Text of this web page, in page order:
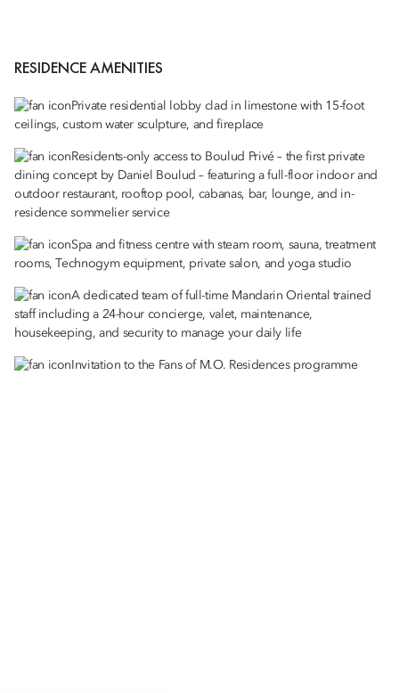
RESIDENCE AMENITIES
Private residential lobby clad in limestone with 15-foot
ceilings, custom water sculpture, and fireplace
Residents-only access to Boulud Privé – the first private
dining concept by Daniel Boulud – featuring a full-floor indoor and
outdoor restaurant, rooftop pool, cabanas, bar, lounge, and in-
residence sommelier service
Spa and fitness centre with steam room, sauna, treatment
rooms, Technogym equipment, private salon, and yoga studio
A dedicated team of full-time Mandarin Oriental trained
staff including a 24-hour concierge, valet, maintenance,
housekeeping, and security to manage your daily life
Invitation to the Fans of M.O. Residences programme